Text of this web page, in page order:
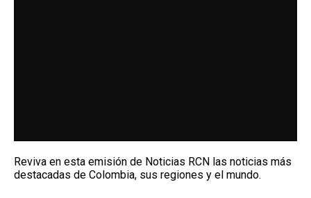
Reviva en esta emisión de Noticias RCN las noticias más
destacadas de Colombia, sus regiones y el mundo.